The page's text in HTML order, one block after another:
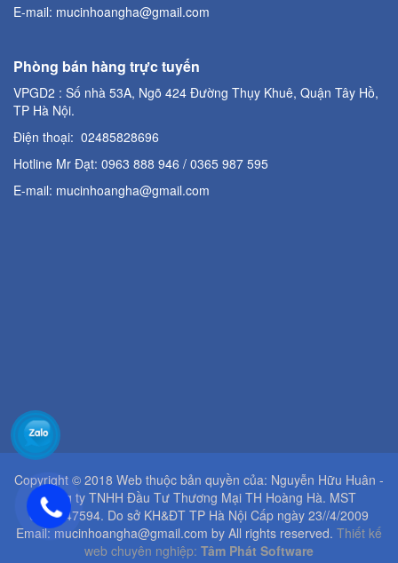
E-mail: mucinhoangha@gmail.com
Phòng bán hàng trực tuyến
VPGD2 : Số nhà 53A, Ngõ 424 Đường Thụy Khuê, Quận Tây Hồ,
TP Hà Nội.
Điện thoại: 02485828696
Hotline Mr Đạt: 0963 888 946 / 0365 987 595
E-mail: mucinhoangha@gmail.com
Copyright © 2018 Web thuộc bản quyền của: Nguyễn Hữu Huân -
Công ty TNHH Đầu Tư Thương Mại TH Hoàng Hà. MST
0103747594. Do sở KH&ĐT TP Hà Nội Cấp ngày 23//4/2009
Email: mucinhoangha@gmail.com by All rights reserved. Thiết kế
web chuyên nghiệp: Tâm Phát Software